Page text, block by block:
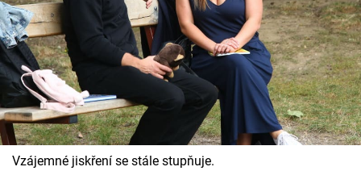
Vzájemné jiskření se stále stupňuje.